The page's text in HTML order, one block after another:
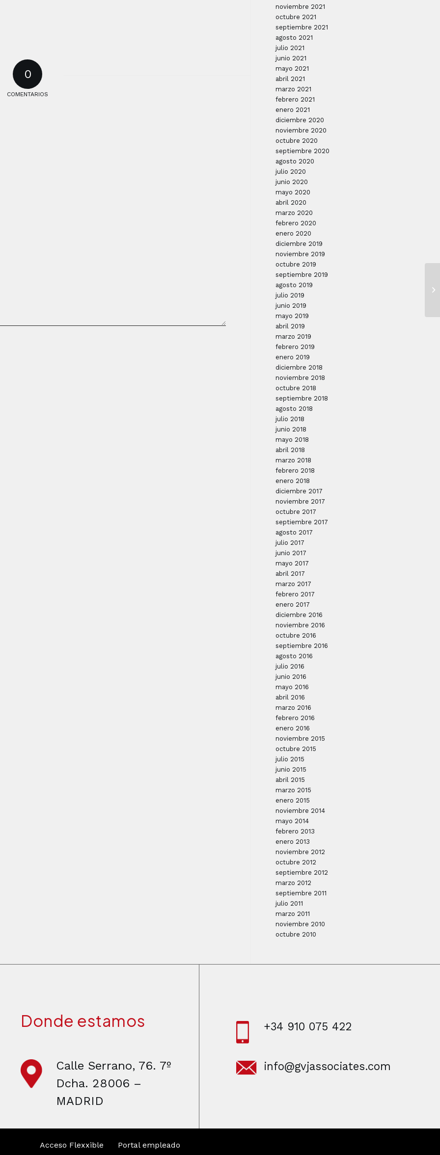
0
COMENTARIOS
noviembre 2021
octubre 2021
septiembre 2021
agosto 2021
julio 2021
junio 2021
mayo 2021
abril 2021
marzo 2021
febrero 2021
enero 2021
diciembre 2020
noviembre 2020
octubre 2020
septiembre 2020
agosto 2020
julio 2020
junio 2020
mayo 2020
abril 2020
marzo 2020
febrero 2020
enero 2020
diciembre 2019
noviembre 2019
octubre 2019
septiembre 2019
agosto 2019
julio 2019
junio 2019
mayo 2019
abril 2019
marzo 2019
febrero 2019
enero 2019
diciembre 2018
noviembre 2018
octubre 2018
septiembre 2018
agosto 2018
julio 2018
junio 2018
mayo 2018
abril 2018
marzo 2018
febrero 2018
enero 2018
diciembre 2017
noviembre 2017
octubre 2017
septiembre 2017
agosto 2017
julio 2017
junio 2017
mayo 2017
abril 2017
marzo 2017
febrero 2017
enero 2017
diciembre 2016
noviembre 2016
octubre 2016
septiembre 2016
agosto 2016
julio 2016
junio 2016
mayo 2016
abril 2016
marzo 2016
febrero 2016
enero 2016
noviembre 2015
octubre 2015
julio 2015
junio 2015
abril 2015
marzo 2015
enero 2015
noviembre 2014
mayo 2014
febrero 2013
enero 2013
noviembre 2012
octubre 2012
septiembre 2012
marzo 2012
septiembre 2011
julio 2011
marzo 2011
noviembre 2010
octubre 2010
Donde estamos
Calle Serrano, 76. 7º
Dcha. 28006 –
MADRID
+34 910 075 422
info@gvjassociates.com
Acceso Flexxible Portal empleado